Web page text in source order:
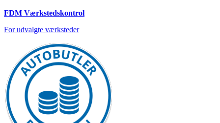
FDM Værkstedskontrol
For udvalgte værksteder